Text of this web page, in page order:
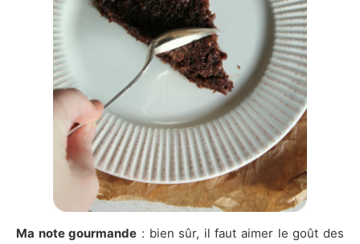
Ma note gourmande : bien sûr, il faut aimer le goût des